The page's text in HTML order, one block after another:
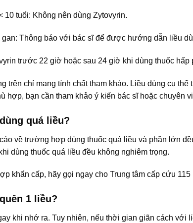
10 tuổi: Không nên dùng Zytovyrin.
gan: Thông báo với bác sĩ để được hướng dẫn liều
trước 22 giờ hoặc sau 24 giờ khi dùng thuốc hấp
trên chỉ mang tính chất tham khảo. Liều dùng cụ
hợp, bạn cần tham khảo ý kiến bác sĩ hoặc chuyên
quá liều?
về trường hợp dùng thuốc quá liều và phần lớn
dùng thuốc quá liều đều không nghiêm trọng.
khẩn cấp, hãy gọi ngay cho Trung tâm cấp cứu
1 liều?
khi nhớ ra. Tuy nhiên, nếu thời gian giãn cách với